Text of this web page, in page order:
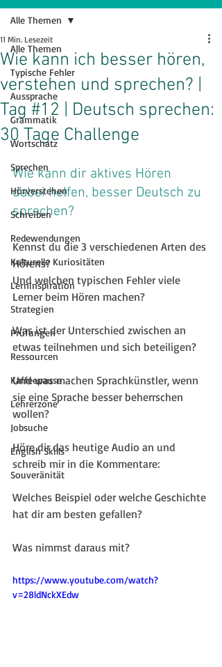
Alle Themen
Typische Fehler
Aussprache
Grammatik
Wortschatz
Sprechen
Hörverstehen
Schreiben
Redewendungen
Kulturelle Kuriositäten
Lerninspiration
Strategien
Prüfungen
Ressourcen
Kaffeepause
Lehrerzone
Jobsuche
English Skills
Souveränität
Alle Themen
Wie kann ich besser hören,
verstehen und sprechen? |
Tag #12 | Deutsch sprechen:
30 Tage Challenge
11 Min. Lesezeit
Wie kann dir aktives Hören
dabei helfen, besser Deutsch zu
sprechen?
Kennst du die 3 verschiedenen Arten des
Hörens?
Und welchen typischen Fehler viele
Lerner beim Hören machen?
Was ist der Unterschied zwischen an
etwas teilnehmen und sich beteiligen?
Und was machen Sprachkünstler, wenn
sie eine Sprache besser beherrschen
wollen?
Höre dir das heutige Audio an und
schreib mir in die Kommentare:
Welches Beispiel oder welche Geschichte
hat dir am besten gefallen?
Was nimmst daraus mit?
https://www.youtube.com/watch?
v=28ldNckXEdw